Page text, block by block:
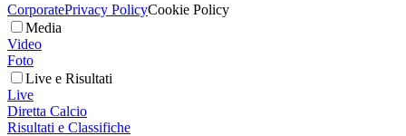
CorporatePrivacy PolicyCookie Policy
Media
Video
Foto
Live e Risultati
Live
Diretta Calcio
Risultati e Classifiche